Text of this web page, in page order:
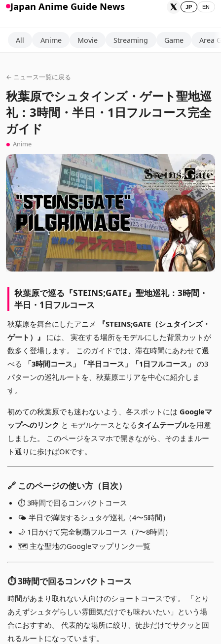
Japan Anime Guide News JP EN
All Anime Movie Streaming Game Area
← ニュース一覧に戻る
秋葉原でシュタインズ・ゲート聖地巡
礼：3時間・半日・1日フルコース完全
ガイド
Anime
秋葉原で巡る『STEINS;GATE』聖地巡礼：3時間・
半日・1日フルコース
秋葉原を舞台にしたアニメ
『STEINS;GATE（シュタインズ・
ゲート）』
には、 実在する場所をモデルにした背景カットが
数多く登場します。 このガイドでは、滞在時間にあわせて選
べる
「3時間コース」「半日コース」「1日フルコース」 の3
パターンの巡礼ルートを、秋葉原エリアを中心に紹介しま
す。
初めての秋葉原でも迷わないよう、各スポットにはGoogleマ
ップへのリンク と モデルケースとなるタイムテーブルを用意
しました。 このページをスマホで開きながら、そのままルー
ト通りに歩けばOKです。
🔗 このページの使い方（目次）
⏱ 3時間で回るコンパクトコース
🌤 半日で満喫するシュタゲ巡礼（4〜5時間）
🌙 1日かけて完全制覇フルコース（7〜8時間）
🗺 主な聖地のGoogleマップリンク一覧
⏱ 3時間で回るコンパクトコース
時間があまり取れない人向けのショートコースです。 「とり
あえずシュタゲらしい雰囲気だけでも味わいたい」という場
合におすすめ。 代表的な場所に絞り、徒歩だけでサクッと回
れるルートになっています。